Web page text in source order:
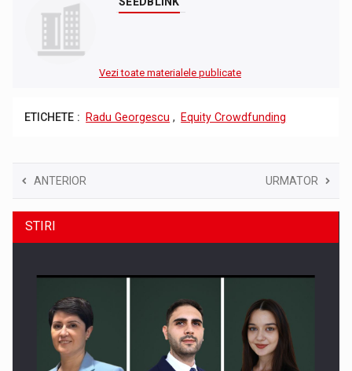
Vezi toate materialele publicate
ETICHETE : Radu Georgescu , Equity Crowdfunding
ANTERIOR URMATOR
STIRI